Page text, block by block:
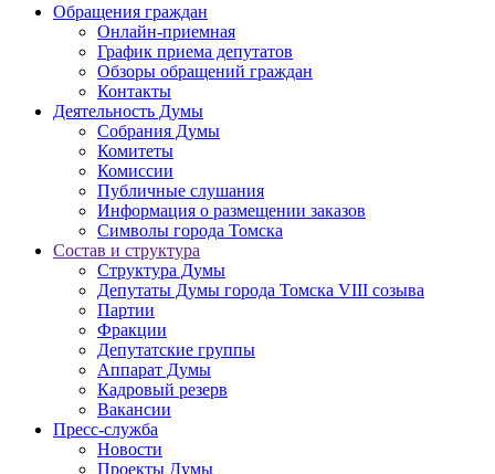
Обращения граждан
Онлайн-приемная
График приема депутатов
Обзоры обращений граждан
Контакты
Деятельность Думы
Собрания Думы
Комитеты
Комиссии
Публичные слушания
Информация о размещении заказов
Символы города Томска
Состав и структура
Структура Думы
Депутаты Думы города Томска VIII созыва
Партии
Фракции
Депутатские группы
Аппарат Думы
Кадровый резерв
Вакансии
Пресс-служба
Новости
Проекты Думы